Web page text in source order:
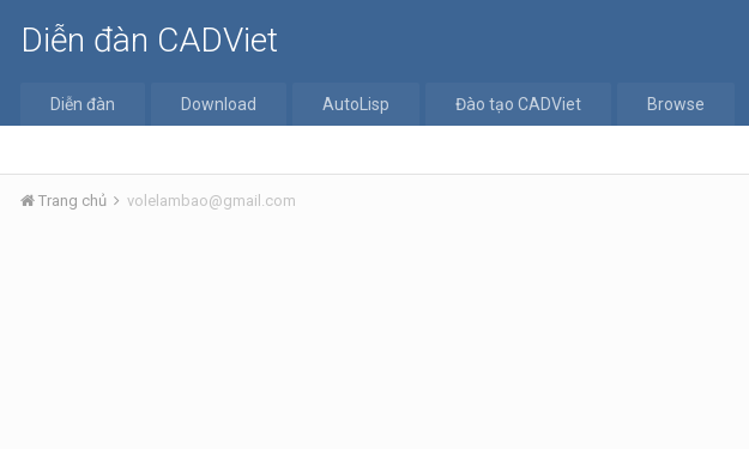
Diễn đàn CADViet
Diễn đàn Download AutoLisp Đào tạo CADViet Browse
Trang chủ volelambao@gmail.com